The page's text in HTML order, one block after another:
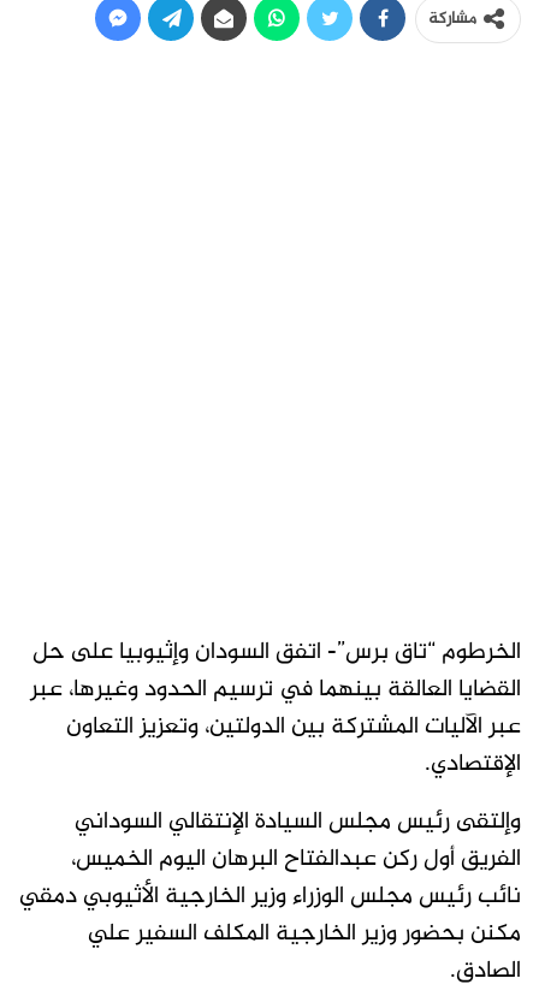
مشاركة
الخرطوم “تاق برس”- اتفق السودان وإثيوبيا على حل
القضايا العالقة بينهما في ترسيم الحدود وغيرها، عبر
عبر الآليات المشتركة بين الدولتين، وتعزيز التعاون
الإقتصادي.
وإلتقى رئيس مجلس السيادة الإنتقالي السوداني
الفريق أول ركن عبدالفتاح البرهان اليوم الخميس،
نائب رئيس مجلس الوزراء وزير الخارجية الأثيوبي دمقي
مكنن بحضور وزير الخارجية المكلف السفير علي
الصادق.